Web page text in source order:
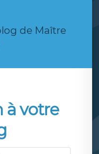
de Maître
à votre